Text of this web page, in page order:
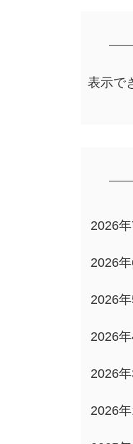
表示で
2026年
2026年
2026年
2026年
2026年
2026年